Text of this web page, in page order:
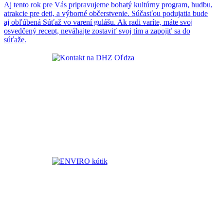
Aj tento rok pre Vás pripravujeme bohatý kultúrny program, hudbu,
atrakcie pre deti, a výborné občerstvenie. Súčasťou podujatia bude
aj obľúbená Súťaž vo varení gulášu. Ak radi varíte, máte svoj
osvedčený recept, neváhajte zostaviť svoj tím a zapojiť sa do
súťaže.